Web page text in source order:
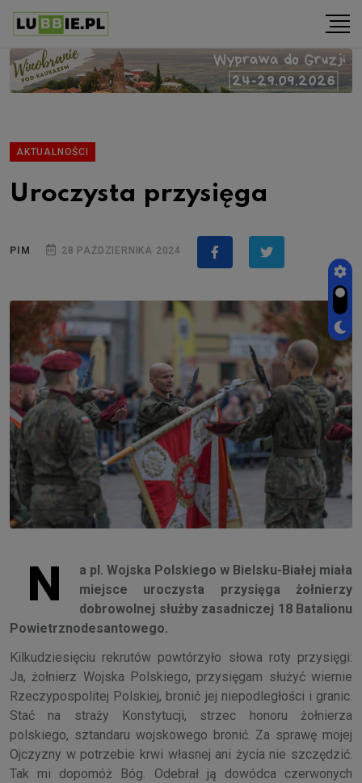
AKTUALNOŚCI
Uroczysta przysięga
PIM 28 PAŹDZIERNIKA 2024
N
a pl. Wojska Polskiego w Bielsku-Białej miała
miejsce uroczysta przysięga żołnierzy
dobrowolnej służby zasadniczej 18 Batalionu
Powietrznodesantowego.
Kilkudziesięciu rekrutów powtórzyło słowa roty przysięgi:
Ja, żołnierz Wojska Polskiego, przysięgam służyć wiernie
Rzeczypospolitej Polskiej, bronić jej niepodległości i granic.
Stać na straży Konstytucji, strzec honoru żołnierza
polskiego, sztandaru wojskowego bronić. Za sprawę mojej
Ojczyzny w potrzebie krwi własnej ani życia nie szczędzić.
Tak mi dopomóż Bóg. Odebrał ją dowódca czerwonych